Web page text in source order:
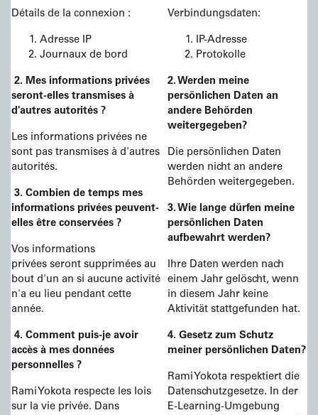
Détails de la connexion :
Adresse IP
Journaux de bord
2. Mes informations privées
seront-elles transmises à
d'autres autorités ?
Les informations privées ne
sont pas transmises à d'autres
autorités.
3. Combien de temps mes
informations privées peuvent-
elles être conservées ?
Vos informations
privées seront supprimées au
bout d'un an si aucune activité
n'a eu lieu pendant cette
année.
4. Comment puis-je avoir
accès à mes données
personnelles ?
Rami Yokota respecte les lois
sur la vie privée. Dans
Verbindungsdaten:
IP-Adresse
Protokolle
2. Werden meine
persönlichen Daten an
andere Behörden
weitergegeben?
Die persönlichen Daten
werden nicht an andere
Behörden weitergegeben.
3. Wie lange dürfen meine
persönlichen Daten
aufbewahrt werden?
Ihre Daten werden nach
einem Jahr gelöscht, wenn
in diesem Jahr keine
Aktivität stattgefunden hat.
4. Gesetz zum Schutz
meiner persönlichen Daten?
Rami Yokota respektiert die
Datenschutzgesetze. In der
E-Learning-Umgebung